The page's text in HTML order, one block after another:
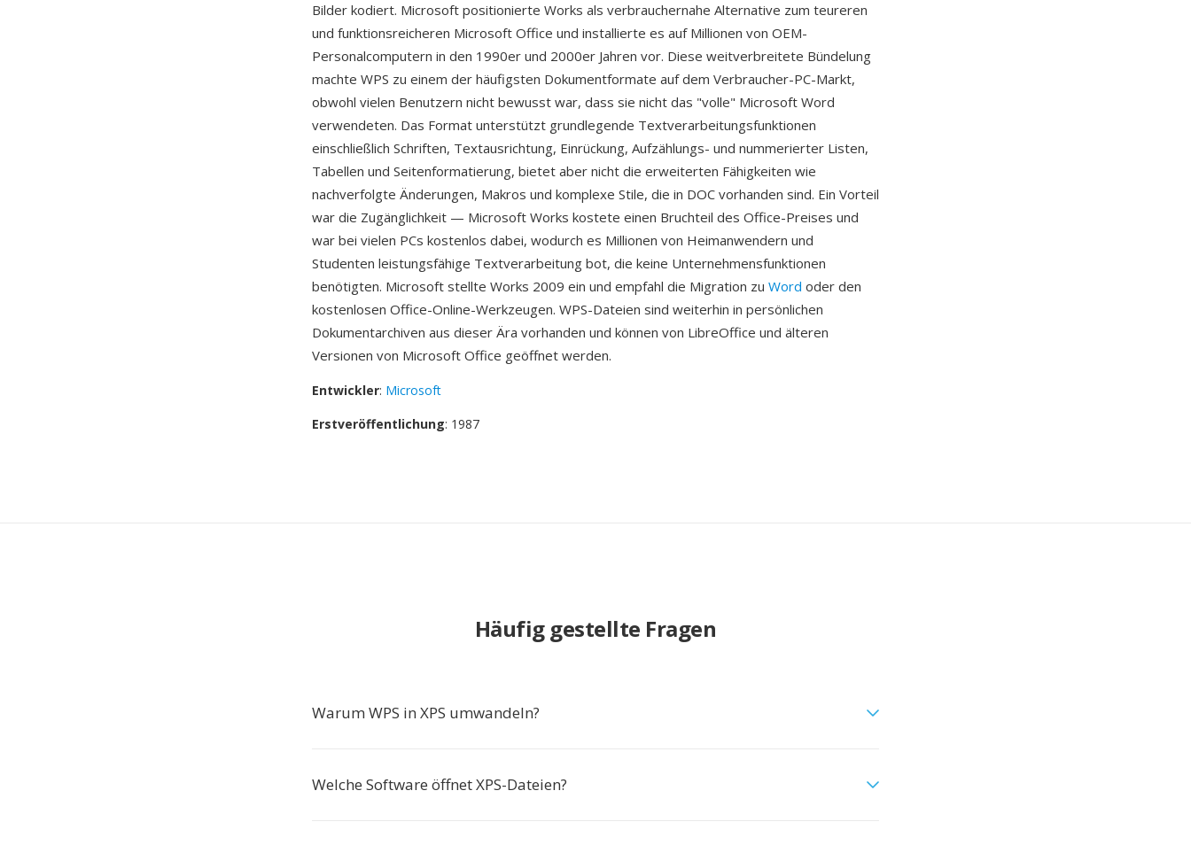
Bilder kodiert. Microsoft positionierte Works als verbrauchernahe Alternative zum teureren
und funktionsreicheren Microsoft Office und installierte es auf Millionen von OEM-
Personalcomputern in den 1990er und 2000er Jahren vor. Diese weitverbreitete Bündelung
machte WPS zu einem der häufigsten Dokumentformate auf dem Verbraucher-PC-Markt,
obwohl vielen Benutzern nicht bewusst war, dass sie nicht das "volle" Microsoft Word
verwendeten. Das Format unterstützt grundlegende Textverarbeitungsfunktionen
einschließlich Schriften, Textausrichtung, Einrückung, Aufzählungs- und nummerierter Listen,
Tabellen und Seitenformatierung, bietet aber nicht die erweiterten Fähigkeiten wie
nachverfolgte Änderungen, Makros und komplexe Stile, die in DOC vorhanden sind. Ein Vorteil
war die Zugänglichkeit — Microsoft Works kostete einen Bruchteil des Office-Preises und
war bei vielen PCs kostenlos dabei, wodurch es Millionen von Heimanwendern und
Studenten leistungsfähige Textverarbeitung bot, die keine Unternehmensfunktionen
benötigten. Microsoft stellte Works 2009 ein und empfahl die Migration zu Word oder den
kostenlosen Office-Online-Werkzeugen. WPS-Dateien sind weiterhin in persönlichen
Dokumentarchiven aus dieser Ära vorhanden und können von LibreOffice und älteren
Versionen von Microsoft Office geöffnet werden.
Entwickler: Microsoft
Erstveröffentlichung: 1987
Häufig gestellte Fragen
Warum WPS in XPS umwandeln?
Welche Software öffnet XPS-Dateien?